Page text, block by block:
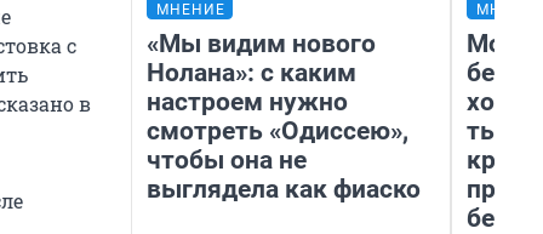
с
в
МНЕНИЕ
«Мы видим нового
Нолана»: с каким
настроем нужно
смотреть «Одиссею»,
чтобы она не
выглядела как фиаско
Мой